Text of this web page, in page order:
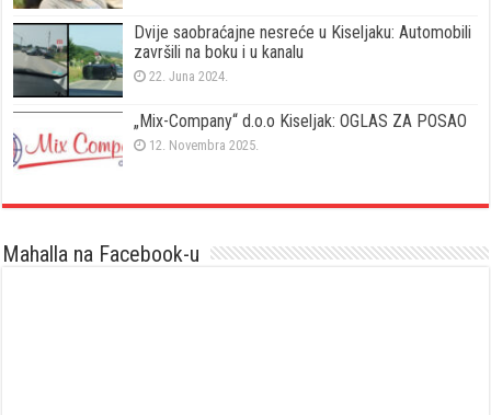
Dvije saobraćajne nesreće u Kiseljaku: Automobili
završili na boku i u kanalu
22. Juna 2024.
„Mix-Company“ d.o.o Kiseljak: OGLAS ZA POSAO
12. Novembra 2025.
Mahalla na Facebook-u